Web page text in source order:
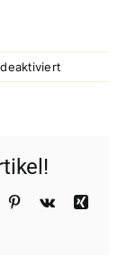
für
Johannes
Pinterest
Vk
Xing